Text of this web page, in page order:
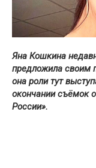
Яна Кошкина
предложила своим
она роли тут
окончании съёмок
России».